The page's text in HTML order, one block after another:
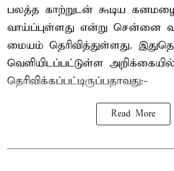
பலத்த காற்றுடன் கூடிய
வாய்ப்புள்ளது என்று சென்னை
மையம் தெரிவித்துள்ளது.
வெளியிடப்பட்டுள்ள அறிக்கையில்
தெரிவிக்கப்பட்டிருப்பதாவது:-
Read More